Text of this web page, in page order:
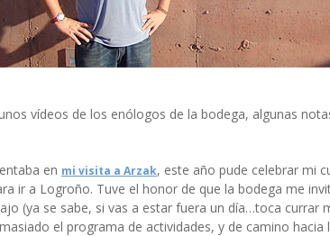
vídeos de los enólogos de la bodega, algunas
en mi visita a Arzak, este año pude celebrar mi
ir a Logroño. Tuve el honor de que la bodega me
(ya se sabe, si vas a estar fuera un día…toca
el programa de actividades, y de camino